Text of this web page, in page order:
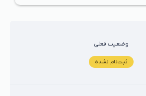
وضعیت فعلی
ثبت‌نام نشده